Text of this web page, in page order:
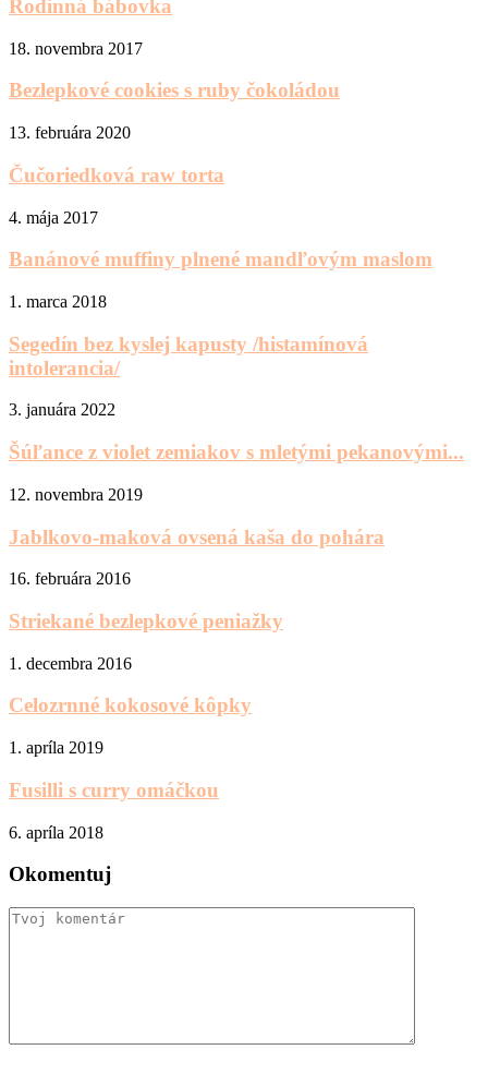
Rodinná bábovka
18. novembra 2017
Bezlepkové cookies s ruby čokoládou
13. februára 2020
Čučoriedková raw torta
4. mája 2017
Banánové muffiny plnené mandľovým maslom
1. marca 2018
Segedín bez kyslej kapusty /histamínová
intolerancia/
3. januára 2022
Šúľance z violet zemiakov s mletými pekanovými...
12. novembra 2019
Jablkovo-maková ovsená kaša do pohára
16. februára 2016
Striekané bezlepkové peniažky
1. decembra 2016
Celozrnné kokosové kôpky
1. apríla 2019
Fusilli s curry omáčkou
6. apríla 2018
Okomentuj